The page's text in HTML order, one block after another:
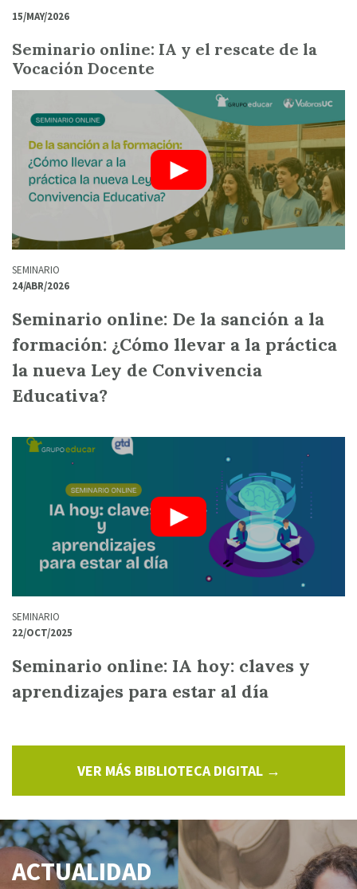
15/MAY/2026
Seminario online: IA y el rescate de la
Vocación Docente
SEMINARIO
24/ABR/2026
Seminario online: De la sanción a la
formación: ¿Cómo llevar a la práctica
la nueva Ley de Convivencia
Educativa?
SEMINARIO
22/OCT/2025
Seminario online: IA hoy: claves y
aprendizajes para estar al día
VER MÁS BIBLIOTECA DIGITAL →
ACTUALIDAD